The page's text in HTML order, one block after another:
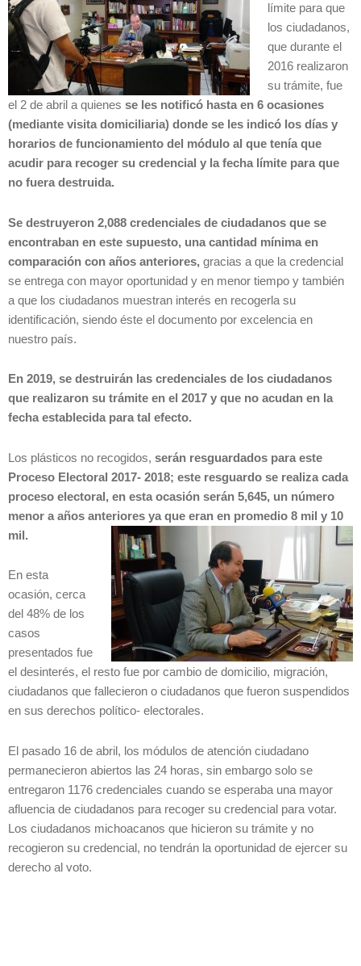
límite para que
los ciudadanos,
que durante el
2016 realizaron
su trámite, fue
el 2 de abril a quienes se les notificó hasta en 6 ocasiones
(mediante visita domiciliaria) donde se les indicó los días y
horarios de funcionamiento del módulo al que tenía que
acudir para recoger su credencial y la fecha límite para que
no fuera destruida.
Se destruyeron 2,088 credenciales de ciudadanos que se
encontraban en este supuesto, una cantidad mínima en
comparación con años anteriores, gracias a que la credencial
se entrega con mayor oportunidad y en menor tiempo y también
a que los ciudadanos muestran interés en recogerla su
identificación, siendo éste el documento por excelencia en
nuestro país.
En 2019, se destruirán las credenciales de los ciudadanos
que realizaron su trámite en el 2017 y que no acudan en la
fecha establecida para tal efecto.
Los plásticos no recogidos, serán resguardados para este
Proceso Electoral 2017- 2018; este resguardo se realiza cada
proceso electoral, en esta ocasión serán 5,645, un número
menor a años anteriores ya que eran en promedio 8 mil y 10
mil.
En esta
ocasión, cerca
del 48% de los
casos
presentados fue
el desinterés, el resto fue por cambio de domicilio, migración,
ciudadanos que fallecieron o ciudadanos que fueron suspendidos
en sus derechos político- electorales.
El pasado 16 de abril, los módulos de atención ciudadano
permanecieron abiertos las 24 horas, sin embargo solo se
entregaron 1176 credenciales cuando se esperaba una mayor
afluencia de ciudadanos para recoger su credencial para votar.
Los ciudadanos michoacanos que hicieron su trámite y no
recogieron su credencial, no tendrán la oportunidad de ejercer su
derecho al voto.